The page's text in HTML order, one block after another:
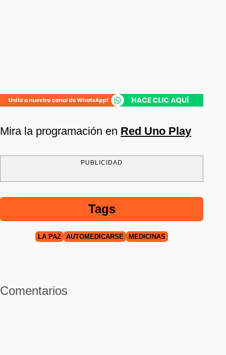
Mira la programación en Red Uno Play
PUBLICIDAD
Tags
LA PAZ AUTOMEDICARSE MEDICINAS
Comentarios